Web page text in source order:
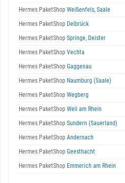
Hermes PaketShop Weißenfels, Saale
Hermes PaketShop Delbrück
Hermes PaketShop Springe, Deister
Hermes PaketShop Vechta
Hermes PaketShop Gaggenau
Hermes PaketShop Naumburg (Saale)
Hermes PaketShop Wegberg
Hermes PaketShop Weil am Rhein
Hermes PaketShop Sundern (Sauerland)
Hermes PaketShop Andernach
Hermes PaketShop Geesthacht
Hermes PaketShop Emmerich am Rhein